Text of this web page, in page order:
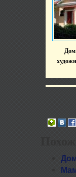
Дом